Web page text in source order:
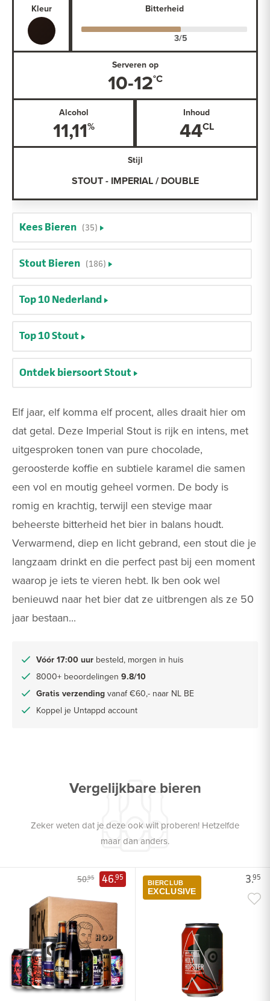
Elf jaar, elf komma elf procent, alles draait hier om
dat getal. Deze Imperial Stout is rijk en intens, met
uitgesproken tonen van pure chocolade,
geroosterde koffie en subtiele karamel die samen
een vol en moutig geheel vormen. De body is
romig en krachtig, terwijl een stevige maar
beheerste bitterheid het bier in balans houdt.
Verwarmend, diep en licht gebrand, een stout die je
langzaam drinkt en die perfect past bij een moment
waarop je iets te vieren hebt. Ik ben ook wel
benieuwd naar het bier dat ze uitbrengen als ze 50
jaar bestaan...
Vóór 17:00 uur besteld, morgen in huis
8000+ beoordelingen 9.8/10
Gratis verzending vanaf €60,- naar NL BE
Koppel je Untappd account
Kleur Bitterheid
Serveren op
10-12
Alcohol
11,11
Inhoud
44
Stijl
STOUT - IMPERIAL / DOUBLE
Kees Bieren (35)
Stout Bieren (186)
Top 10 Nederland
Top 10 Stout
Ontdek biersoort Stout
Vergelijkbare bieren
Zeker weten dat je deze ook wilt proberen! Hetzelfde
maar dan anders.
50.95 46.95 3.95
BIERCLUB
EXCLUSIVE